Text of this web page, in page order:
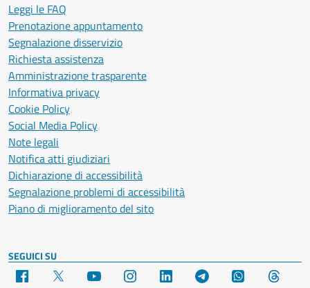
Leggi le FAQ
Prenotazione appuntamento
Segnalazione disservizio
Richiesta assistenza
Amministrazione trasparente
Informativa privacy
Cookie Policy
Social Media Policy
Note legali
Notifica atti giudiziari
Dichiarazione di accessibilità
Segnalazione problemi di accessibilità
Piano di miglioramento del sito
SEGUICI SU
Facebook YouTube Instagram LinkedIn Telegram WhatsApp